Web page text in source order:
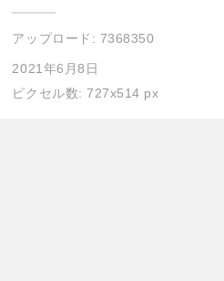
アップロード: 7368350
2021年6月8日
ピクセル数: 727x514 px